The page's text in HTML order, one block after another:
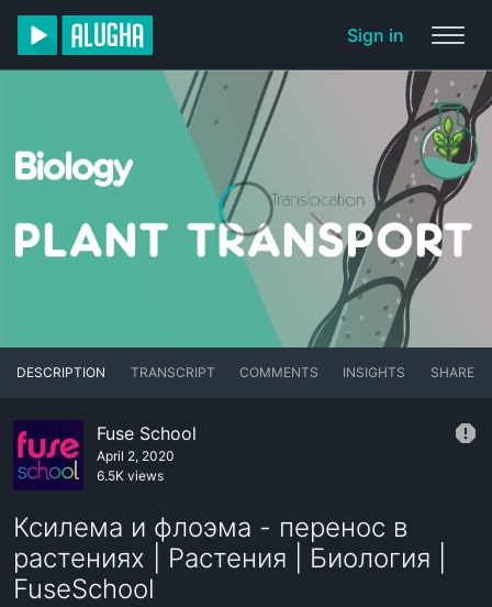
Sign in
DESCRIPTION TRANSCRIPT COMMENTS INSIGHTS SHARE
Fuse School
April 2, 2020
6.5K views
Ксилема и флоэма - перенос в
растениях | Растения | Биология |
FuseSchool